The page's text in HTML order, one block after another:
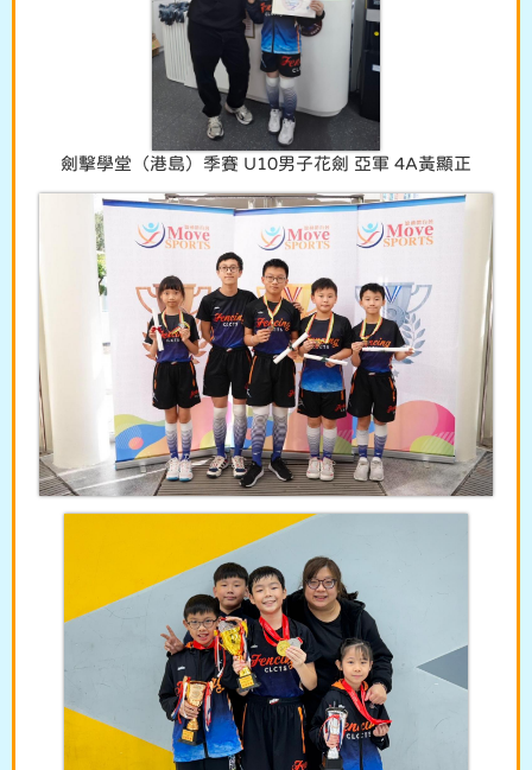
劍擊學堂（港島）季賽 U10男子花劍 亞軍 4A黃顯正